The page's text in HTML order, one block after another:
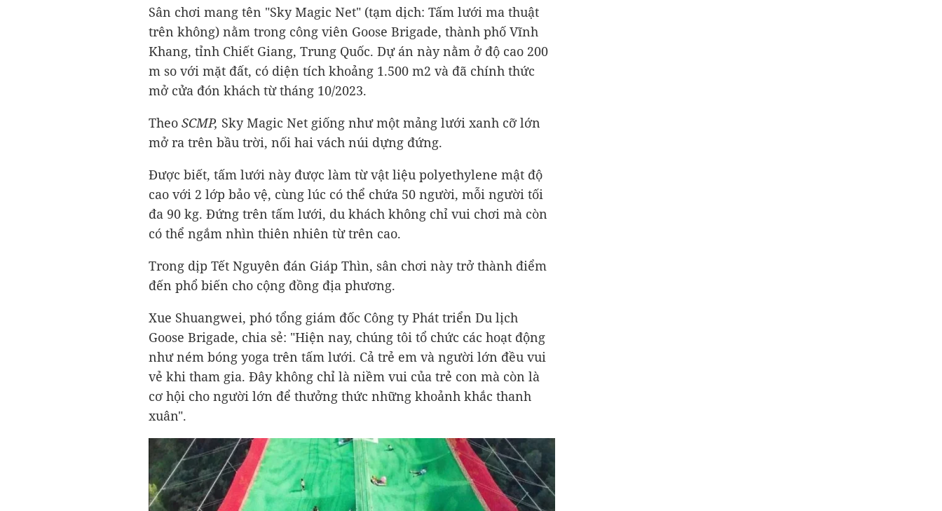
Sân chơi mang tên "Sky Magic Net" (tạm dịch: Tấm lưới ma thuật
trên không) nằm trong công viên Goose Brigade, thành phố Vĩnh
Khang, tỉnh Chiết Giang, Trung Quốc. Dự án này nằm ở độ cao 200
m so với mặt đất, có diện tích khoảng 1.500 m2 và đã chính thức
mở cửa đón khách từ tháng 10/2023.
Theo SCMP, Sky Magic Net giống như một mảng lưới xanh cỡ lớn
mở ra trên bầu trời, nối hai vách núi dựng đứng.
Được biết, tấm lưới này được làm từ vật liệu polyethylene mật độ
cao với 2 lớp bảo vệ, cùng lúc có thể chứa 50 người, mỗi người tối
đa 90 kg. Đứng trên tấm lưới, du khách không chỉ vui chơi mà còn
có thể ngắm nhìn thiên nhiên từ trên cao.
Trong dịp Tết Nguyên đán Giáp Thìn, sân chơi này trở thành điểm
đến phổ biến cho cộng đồng địa phương.
Xue Shuangwei, phó tổng giám đốc Công ty Phát triển Du lịch
Goose Brigade, chia sẻ: "Hiện nay, chúng tôi tổ chức các hoạt động
như ném bóng yoga trên tấm lưới. Cả trẻ em và người lớn đều vui
vẻ khi tham gia. Đây không chỉ là niềm vui của trẻ con mà còn là
cơ hội cho người lớn để thưởng thức những khoảnh khắc thanh
xuân".